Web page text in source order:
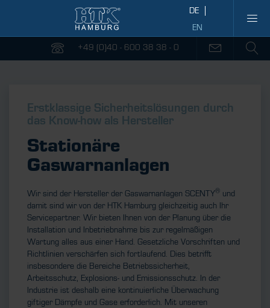
+49 (0)40 - 600 38 38 - 0
Erstklassige Sicherheitslösungen durch
das Know-how als Hersteller
Stationäre
Gaswarnanlagen
Wir sind der Hersteller der Gaswarnanlagen SCENTY® und
damit sind wir von der HTK Hamburg gleichzeitig auch Ihr
Servicepartner. Wir bieten Ihnen von der Planung über die
Installation und Inbetriebnahme bis zur regelmäßigen
Wartung alles aus einer Hand. Gesetzliche Vorschriften und
Richtlinien verschärfen sich fortlaufend. Dies betrifft
insbesondere die Bereiche Betriebssicherheit,
Arbeitsschutz, Explosions- und Emissionsschutz. In der
Industrie ist deshalb eine kontinuierliche Überwachung
giftiger Dämpfe und Gase erforderlich. Mit unseren